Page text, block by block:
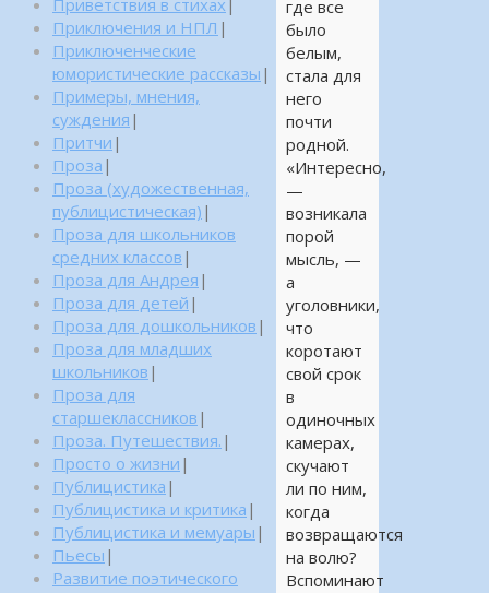
где все
было
белым,
стала для
него
почти
родной.
«Интересно,
—
возникала
порой
мысль, —
а
уголовники,
что
коротают
свой срок
в
одиночных
камерах,
скучают
ли по ним,
когда
возвращаются
на волю?
Вспоминают
Приветствия в стихах
Приключения и НПЛ |
Приключенческие
юмористические рассказы |
Примеры, мнения,
суждения |
Притчи |
Проза |
Проза (художественная,
публицистическая) |
Проза для школьников
средних классов |
Проза для Андрея |
Проза для детей |
Проза для дошкольников |
Проза для младших
школьников |
Проза для
старшеклассников |
Проза. Путешествия. |
Просто о жизни |
Публицистика |
Публицистика и критика |
Публицистика и мемуары |
Пьесы |
Развитие поэтического